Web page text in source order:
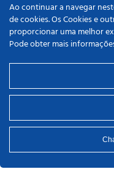
Ao continuar a navegar
de cookies. Os Cookies e
proporcionar uma melhor
Pode obter mais